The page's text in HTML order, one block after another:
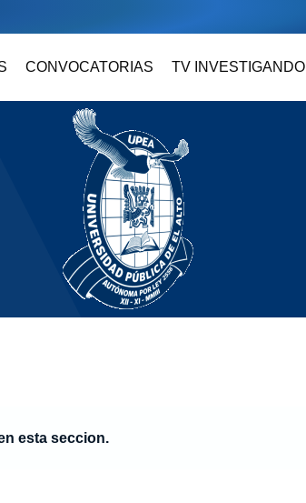
CONVOCATORIAS TV INVESTIGANDO
esta seccion.